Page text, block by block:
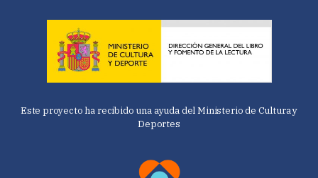
Este proyecto ha recibido una ayuda del Ministerio de Cultura y
Deportes